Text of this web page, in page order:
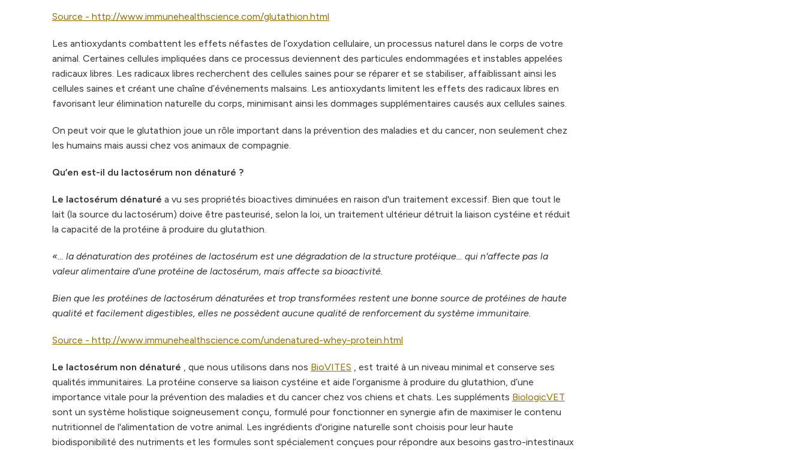
Source - http://www.immunehealthscience.com/glutathion.html
Les antioxydants combattent les effets néfastes de l’oxydation cellulaire, un processus naturel dans le corps de votre
animal. Certaines cellules impliquées dans ce processus deviennent des particules endommagées et instables appelées
radicaux libres. Les radicaux libres recherchent des cellules saines pour se réparer et se stabiliser, affaiblissant ainsi les
cellules saines et créant une chaîne d’événements malsains. Les antioxydants limitent les effets des radicaux libres en
favorisant leur élimination naturelle du corps, minimisant ainsi les dommages supplémentaires causés aux cellules saines.
On peut voir que le glutathion joue un rôle important dans la prévention des maladies et du cancer, non seulement chez
les humains mais aussi chez vos animaux de compagnie.
Qu’en est-il du lactosérum non dénaturé ?
Le lactosérum dénaturé a vu ses propriétés bioactives diminuées en raison d'un traitement excessif. Bien que tout le
lait (la source du lactosérum) doive être pasteurisé, selon la loi, un traitement ultérieur détruit la liaison cystéine et réduit
la capacité de la protéine à produire du glutathion.
«… la dénaturation des protéines de lactosérum est une dégradation de la structure protéique… qui n'affecte pas la
valeur alimentaire d'une protéine de lactosérum, mais affecte sa bioactivité.
Bien que les protéines de lactosérum dénaturées et trop transformées restent une bonne source de protéines de haute
qualité et facilement digestibles, elles ne possèdent aucune qualité de renforcement du système immunitaire.
Source - http://www.immunehealthscience.com/undenatured-whey-protein.html
Le lactosérum non dénaturé , que nous utilisons dans nos BioVITES , est traité à un niveau minimal et conserve ses
qualités immunitaires. La protéine conserve sa liaison cystéine et aide l’organisme à produire du glutathion, d’une
importance vitale pour la prévention des maladies et du cancer chez vos chiens et chats. Les suppléments BiologicVET
sont un système holistique soigneusement conçu, formulé pour fonctionner en synergie afin de maximiser le contenu
nutritionnel de l'alimentation de votre animal. Les ingrédients d'origine naturelle sont choisis pour leur haute
biodisponibilité des nutriments et les formules sont spécialement conçues pour répondre aux besoins gastro-intestinaux